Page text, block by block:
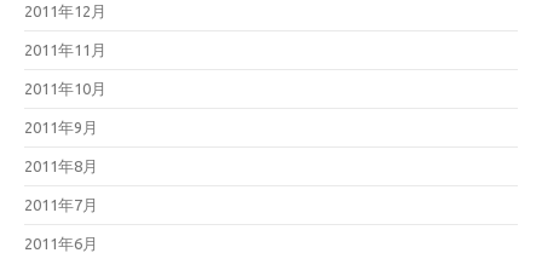
2011年12月
2011年11月
2011年10月
2011年9月
2011年8月
2011年7月
2011年6月